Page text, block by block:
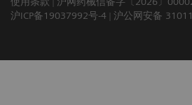
沪ICP备19037992号-4
沪公网安备